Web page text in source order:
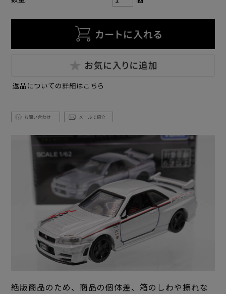
返品についての詳細はこちら
絶版商品のため、商品の個体差、箱のしわや擦れな